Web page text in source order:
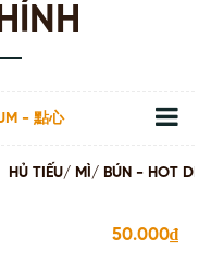
- 點心
HỦ TIẾU/ MÌ/ BÚN - HOT
50.000₫